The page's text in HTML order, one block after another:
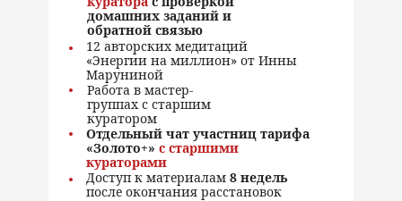
домашних заданий и
обратной связью
Отдельный чат участниц тарифа
«Золото+» с старшими
кураторами
Работа в мастер-
группах с старшим
куратором
Доступ к материалам 8 недель
после окончания расстановок
12 авторских медитаций
«Энергии на миллион» от Инны
Маруниной